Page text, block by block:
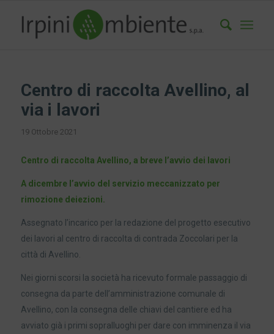
Centro di raccolta Avellino, al
via i lavori
19 Ottobre 2021
Centro di raccolta Avellino, a breve l’avvio dei lavori
A dicembre l’avvio del servizio meccanizzato per
rimozione deiezioni.
Assegnato l’incarico per la redazione del progetto esecutivo
dei lavori al centro di raccolta di contrada Zoccolari per la
città di Avellino.
Nei giorni scorsi la società ha ricevuto formale passaggio di
consegna da parte dell’amministrazione comunale di
Avellino, con la consegna delle chiavi del cantiere ed ha
avviato già i primi sopralluoghi per dare con imminenza il via